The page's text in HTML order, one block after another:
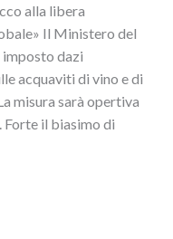
alla libera
Il Ministero del
dazi
acquaviti di vino e di
misura sarà opertiva
Forte il biasimo di